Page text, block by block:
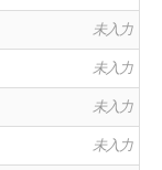
未入力
未入力
未入力
未入力